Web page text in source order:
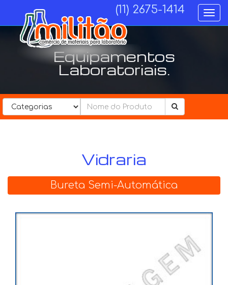
(11) 2675-1414
Equipamentos
Laboratoriais.
Categorias................
Vidraria
Bureta Semi-Automática